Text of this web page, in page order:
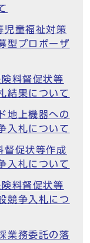
児童福祉対策
型プロポーザ
料督促状等
結果について
地上機器への
入札について
督促状等作成
入札について
料督促状等
競争入札につ
業務委託の落